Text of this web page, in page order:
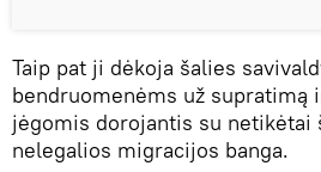
Taip pat ji dėkoja šalies
bendruomenėms už supratimą
jėgomis dorojantis su netikėtai
nelegalios migracijos banga.